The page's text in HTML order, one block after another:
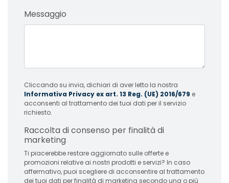
Messaggio
Cliccando su invia, dichiari di aver letto la nostra
Informativa Privacy ex art. 13 Reg. (UE) 2016/679 e
acconsenti al trattamento dei tuoi dati per il servizio
richiesto.
Raccolta di consenso per finalità di
marketing
Ti piacerebbe restare aggiornato sulle offerte e
promozioni relative ai nostri prodotti e servizi? In caso
affermativo, puoi scegliere di acconsentire al trattamento
dei tuoi dati per finalità di marketing secondo una o più